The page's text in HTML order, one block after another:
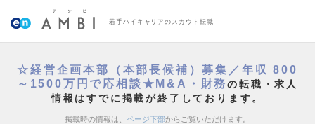
若手ハイキャリアのスカウト転職
☆経営企画本部（本部長候補）募集／年収 800
～1500万円で応相談★M&A・財務の転職・求人
情報はすでに掲載が終了しております。
掲載時の情報は、 ページ下部からご覧いただけます。